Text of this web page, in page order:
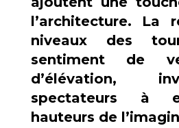
l’architecture. La
niveaux des
sentiment de
d’élévation,
spectateurs à
hauteurs de